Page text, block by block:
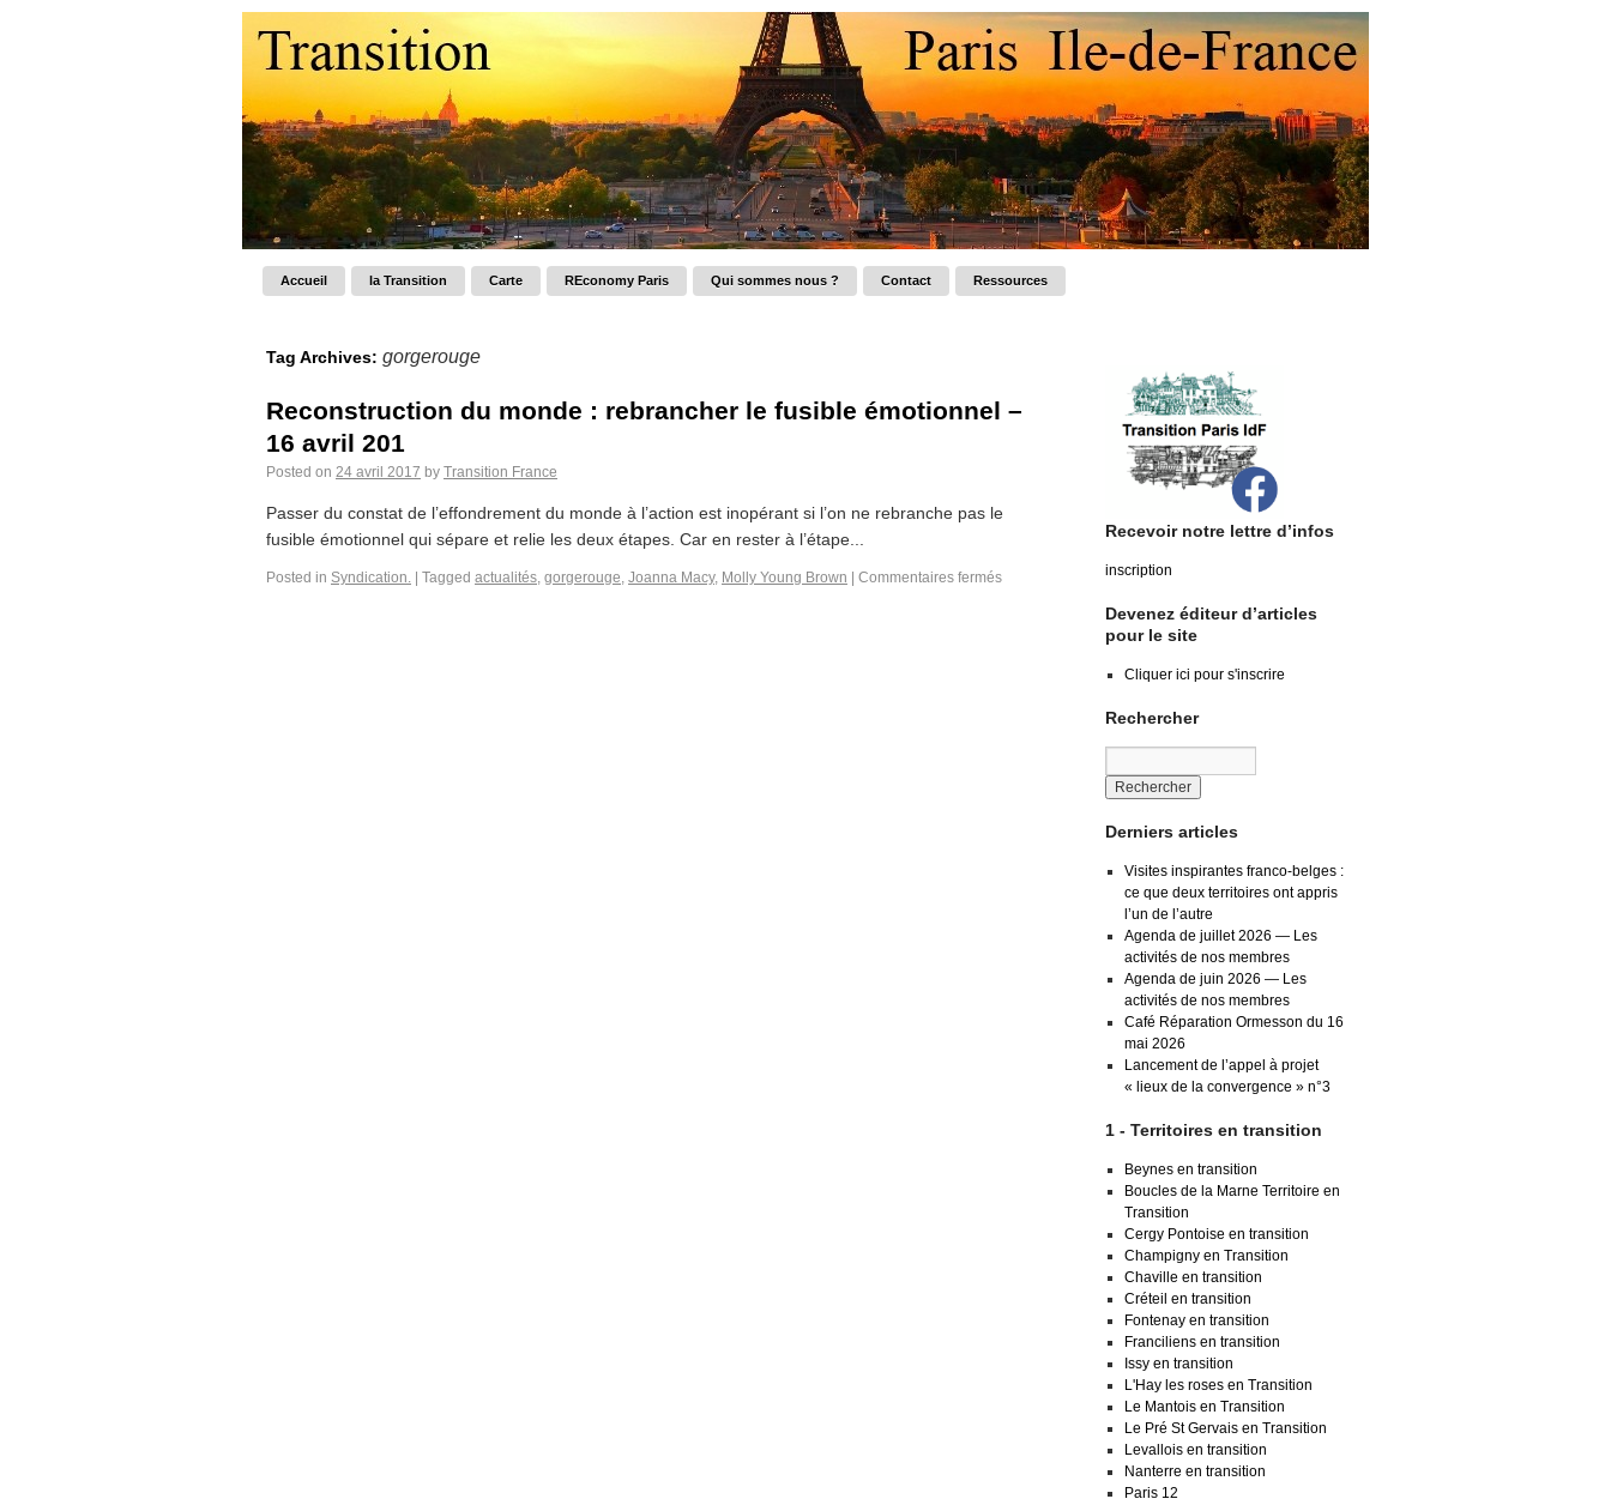
Accueil la Transition Carte REconomy Paris Qui sommes nous ? Contact Ressources
Tag Archives: gorgerouge
Reconstruction du monde : rebrancher le fusible émotionnel –
16 avril 201
Posted on 24 avril 2017 by Transition France
Passer du constat de l’effondrement du monde à l’action est inopérant si l’on ne rebranche pas le
fusible émotionnel qui sépare et relie les deux étapes. Car en rester à l’étape...
Posted in Syndication. Tagged actualités, gorgerouge, Joanna Macy, Molly Young Brown Commentaires fermés
Recevoir notre lettre d’infos
inscription
Devenez éditeur d’articles
pour le site
Cliquer ici pour s'inscrire
Rechercher
Derniers articles
Visites inspirantes franco-belges :
ce que deux territoires ont appris
l’un de l’autre
Agenda de juillet 2026 — Les
activités de nos membres
Agenda de juin 2026 — Les
activités de nos membres
Café Réparation Ormesson du 16
mai 2026
Lancement de l’appel à projet
« lieux de la convergence » n°3
1 - Territoires en transition
Beynes en transition
Boucles de la Marne Territoire en
Transition
Cergy Pontoise en transition
Champigny en Transition
Chaville en transition
Créteil en transition
Fontenay en transition
Franciliens en transition
Issy en transition
L'Hay les roses en Transition
Le Mantois en Transition
Le Pré St Gervais en Transition
Levallois en transition
Nanterre en transition
Paris 12